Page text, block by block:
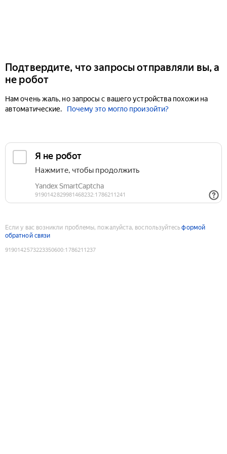
Подтвердите, что запросы отправляли вы, а
не робот
Нам очень жаль, но запросы с вашего устройства похожи на
автоматические.
Почему это могло произойти?
Если у вас возникли проблемы, пожалуйста, воспользуйтесьформой
обратной связи
9190142573223350600:1786211237